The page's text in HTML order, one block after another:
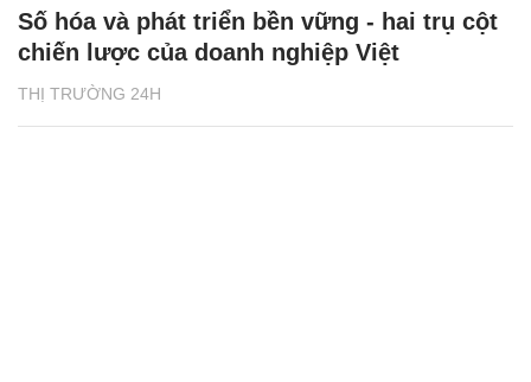
THỊ TRƯỜNG 24H
Số hóa và phát triển bền vững - hai trụ cột
chiến lược của doanh nghiệp Việt